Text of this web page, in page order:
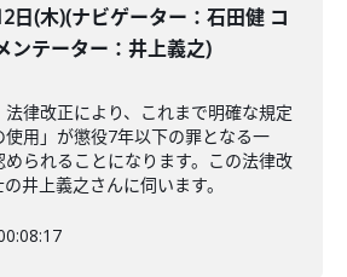
日(木)(ナビゲーター：石田健 コ
ンテーター：井上義之)
法律改正により、これまで明確な規定
用」が懲役7年以下の罪となる一
られることになります。この法律改
井上義之さんに伺います。